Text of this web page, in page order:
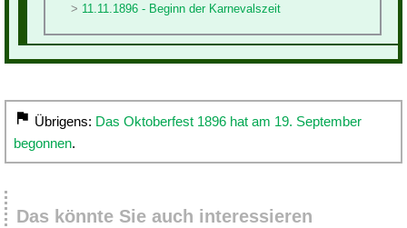
11.11.1896 - Beginn der Karnevalszeit
Übrigens: Das Oktoberfest 1896 hat am 19. September
begonnen.
Das könnte Sie auch interessieren